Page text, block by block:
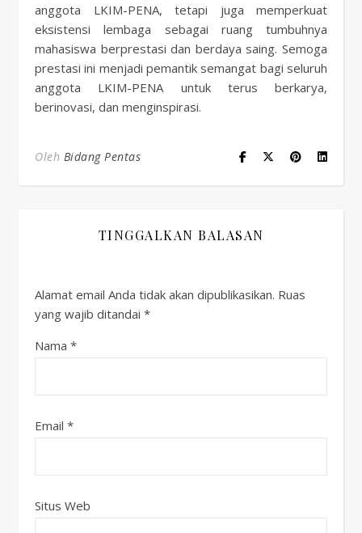
anggota LKIM-PENA, tetapi juga memperkuat
eksistensi lembaga sebagai ruang tumbuhnya
mahasiswa berprestasi dan berdaya saing. Semoga
prestasi ini menjadi pemantik semangat bagi seluruh
anggota LKIM-PENA untuk terus berkarya,
berinovasi, dan menginspirasi.
Oleh Bidang Pentas
TINGGALKAN BALASAN
Alamat email Anda tidak akan dipublikasikan. Ruas
yang wajib ditandai *
Nama *
Email *
Situs Web